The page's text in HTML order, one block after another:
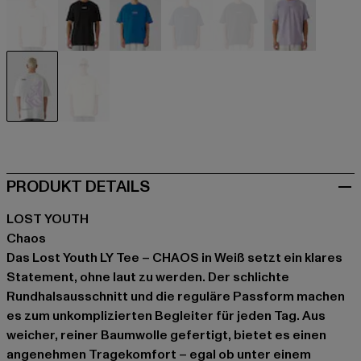
beige
PRODUKT DETAILS
LOST YOUTH
Chaos
Das Lost Youth LY Tee – CHAOS in Weiß setzt ein klares
Statement, ohne laut zu werden. Der schlichte
Rundhalsausschnitt und die reguläre Passform machen
es zum unkomplizierten Begleiter für jeden Tag. Aus
weicher, reiner Baumwolle gefertigt, bietet es einen
angenehmen Tragekomfort – egal ob unter einem